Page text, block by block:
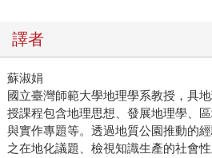
譯者
蘇淑娟
國立臺灣師範大學地理學系教授，具
授課程包含地理思想、發展地理學、
與實作專題等。透過地質公園推動的
之在地化議題、檢視知識生產的社會